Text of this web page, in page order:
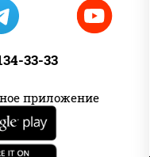
33-33
приложение
рис, нори,